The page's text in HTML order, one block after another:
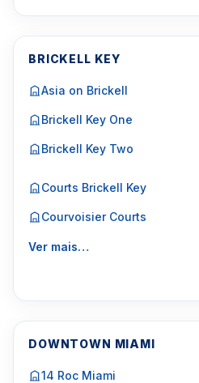
BRICKELL KEY
Asia on Brickell
Brickell Key One
Brickell Key Two
Courts Brickell Key
Courvoisier Courts
Ver mais…
DOWNTOWN MIAMI
14 Roc Miami